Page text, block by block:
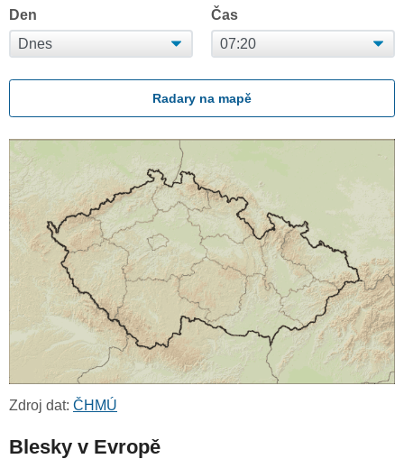
Den Čas
Radary na mapě
Zdroj dat: ČHMÚ
Blesky v Evropě